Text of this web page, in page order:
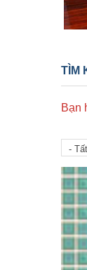
TÌM
Bạn
-